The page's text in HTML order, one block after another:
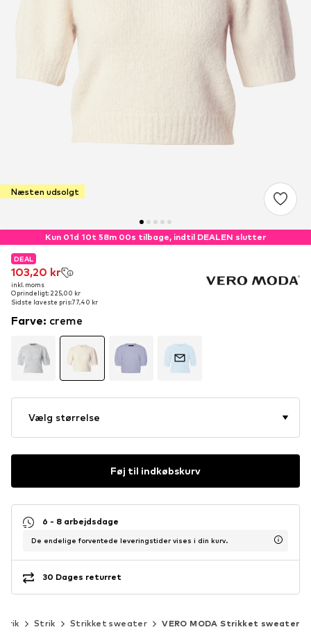
Næsten udsolgt
Kun 01d 10t 57m 59s tilbage, indtil DEALEN slutter
DEAL
103,20 kr
inkl. moms
Oprindeligt: 225,00 kr
Sidste laveste pris:77,40 kr
DEAL
103,20 kr
inkl. moms
Oprindeligt: 225,00 kr
Sidste laveste pris:77,40 kr
Farve: creme
Vælg størrelse
Føj til indkøbskurv
6 - 8 arbejdsdage
De endelige forventede leveringstider vises i din kurv.
30 Dages returret
Strik Strikket sweater VERO MODA Strikket sweater